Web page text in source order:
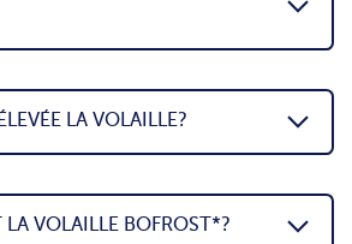
LA VOLAILLE?
VOLAILLE BOFROST*?